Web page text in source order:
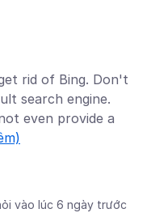
rid of Bing. Don't
search engine.
even provide a
vào lúc 6 ngày trước